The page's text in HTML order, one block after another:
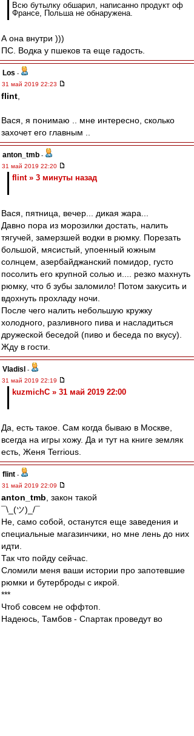
Всю бутылку обшарил, написанно продукт оф
Франсе, Польша не обнаружена.
А она внутри )))
ПС. Водка у пшеков та еще гадость.
Los -
31 май 2019 22:23
flint
Вася, я понимаю .. мне интересно, сколько
захочет его главным ..
anton_tmb -
31 май 2019 22:20
flint » 3 минуты назад
Вася, пятница, вечер... дикая жара...
Давно пора из морозилки достать, налить
тягучей, замерзшей водки в рюмку. Порезать
большой, мясистый, упоенный южным
солнцем, азербайджанский помидор, густо
посолить его крупной солью и.... резко махнуть
рюмку, что б зубы заломило! Потом закусить и
вдохнуть прохладу ночи.
После чего налить небольшую кружку
холодного, разливного пива и насладиться
дружеской беседой (пиво и беседа по вкусу).
Жду в гости.
Vladisl
-
31 май 2019 22:19
kuzmichC » 31 май 2019 22:00
Да, есть такое. Сам когда бываю в Москве,
всегда на игры хожу. Да и тут на книге земляк
есть, Женя Terriоus.
flint -
31 май 2019 22:09
anton_tmb , закон такой
¯\_(ツ)_/¯
Не, само собой, останутся еще заведения и
специальные магазинчики, но мне лень до них
идти.
Так что пойду сейчас.
Сломили меня ваши истории про запотевшие
рюмки и бутерброды с икрой.
***
Чтоб совсем не оффтоп.
Надеюсь, Тамбов - Спартак проведут во